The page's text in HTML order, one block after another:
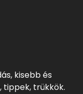
kisebb és
tippek, trükkök.